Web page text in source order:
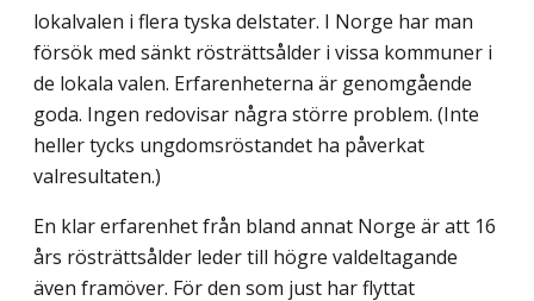
lokalvalen i flera tyska delstater. I Norge har man
försök med sänkt rösträttsålder i vissa kommuner i
de lokala valen. Erfarenheterna är genomgående
goda. Ingen redovisar några större problem. (Inte
heller tycks ungdomsröstandet ha påverkat
valresultaten.)
En klar erfarenhet från bland annat Norge är att 16
års rösträttsålder leder till högre valdeltagande
även framöver. För den som just har flyttat